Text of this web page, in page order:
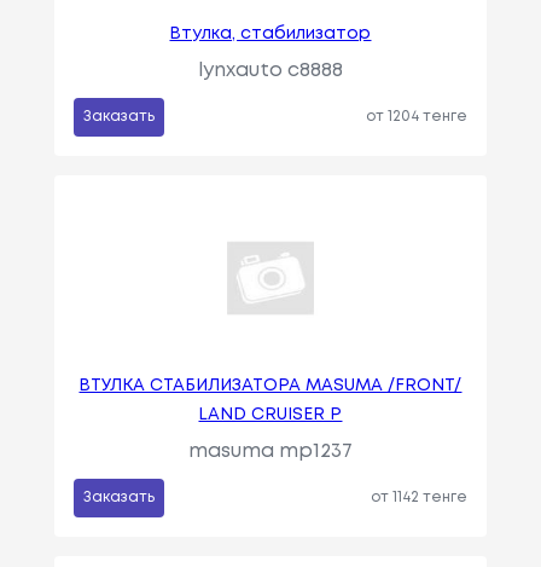
Втулка, стабилизатор
lynxauto c8888
Заказать от 1204 тенге
ВТУЛКА СТАБИЛИЗАТОРА MASUMA /FRONT/
LAND CRUISER P
masuma mp1237
Заказать от 1142 тенге